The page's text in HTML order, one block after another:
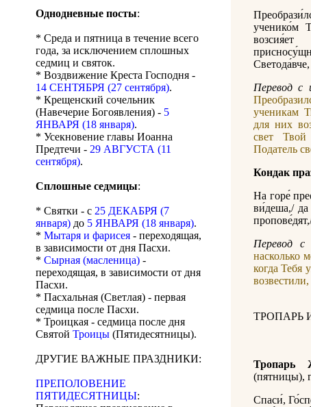
Однодневные посты:
* Среда и пятница в течение всего
года, за исключением сплошных
седмиц и святок.
* Воздвижение Креста Господня -
14 СЕНТЯБРЯ (27 сентября).
* Крещенский сочельник
(Навечерие Богоявления) - 5
ЯНВАРЯ (18 января).
* Усекновение главы Иоанна
Предтечи - 29 АВГУСТА (11
сентября).
Сплошные седмицы:
* Святки - с 25 ДЕКАБРЯ (7
января) до 5 ЯНВАРЯ (18 января).
* Мытаря и фарисея - переходящая,
в зависимости от дня Пасхи.
* Сырная (масленица) -
переходящая, в зависимости от дня
Пасхи.
* Пасхальная (Светлая) - первая
седмица после Пасхи.
* Троицкая - седмица после дня
Святой Троицы (Пятидесятницы).
ДРУГИЕ ВАЖНЫЕ ПРАЗДНИКИ:
ПРЕПОЛОВЕНИЕ
ПЯТИДЕСЯТНИЦЫ:
ученико́м
Перевод с
ученикам
для них
свет
Податель
Кондак
На горе́
ви́деша,/ да
Перевод с
насколько
когда Тебя
ТРОПАРЬ
Тропарь
(пятницы),
Спаси́,